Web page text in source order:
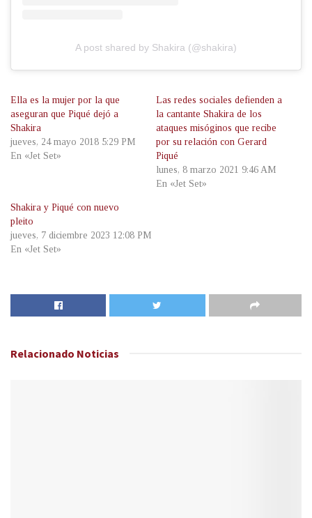
A post shared by Shakira (@shakira)
Ella es la mujer por la que
aseguran que Piqué dejó a
Shakira
jueves, 24 mayo 2018 5:29 PM
En «Jet Set»
Las redes sociales defienden a
la cantante Shakira de los
ataques misóginos que recibe
por su relación con Gerard
Piqué
lunes, 8 marzo 2021 9:46 AM
En «Jet Set»
Shakira y Piqué con nuevo
pleito
jueves, 7 diciembre 2023 12:08 PM
En «Jet Set»
Relacionado Noticias